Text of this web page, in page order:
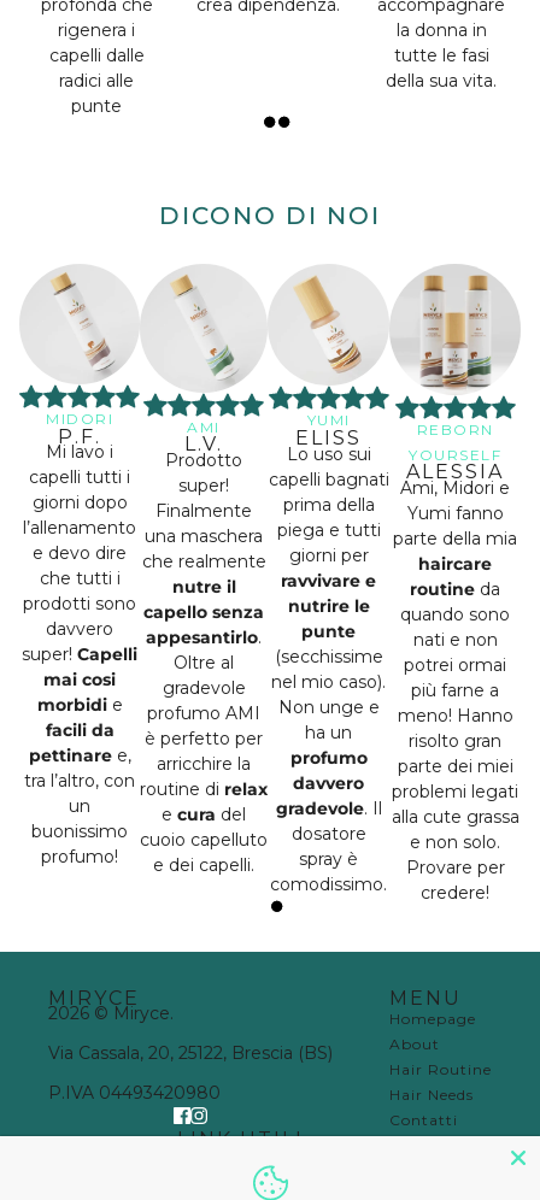
profonda che
rigenera i
capelli dalle
radici alle
punte
crea dipendenza.
accompagnare
la donna in
tutte le fasi
della sua vita.
DICONO DI NOI
MIDORI
P.F.
Mi lavo i
capelli tutti i
giorni dopo
l’allenamento
e devo dire
che tutti i
prodotti sono
davvero
super! Capelli
mai cosi
morbidie
facili da
pettinaree,
tra l’altro, con
un
buonissimo
profumo!
AMI
L.V.
Prodotto
super!
Finalmente
una maschera
che realmente
nutre il
capello senza
appesantirlo.
Oltre al
gradevole
profumo AMI
è perfetto per
arricchire la
routine di relax
ecura del
cuoio capelluto
e dei capelli.
YUMI
ELISS
Lo uso sui
capelli bagnati
prima della
piega e tutti
giorni per
ravvivare e
nutrire le
punte
(secchissime
nel mio caso).
Non unge e
ha un
profumo
davvero
gradevole. Il
dosatore
spray è
comodissimo.
REBORN
YOURSELF
ALESSIA
Ami, Midori e
Yumi fanno
parte della mia
haircare
routine da
quando sono
nati e non
potrei ormai
più farne a
meno! Hanno
risolto gran
parte dei miei
problemi legati
alla cute grassa
e non solo.
Provare per
credere!
MIRYCE
2026 © Miryce.
Via Cassala, 20, 25122, Brescia (BS)
P.IVA 04493420980
MENU
Homepage
About
Hair Routine
Hair Needs
Contatti
LINK UTILI